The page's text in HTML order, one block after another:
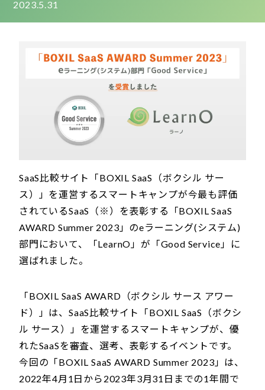
2023.5.31
SaaS比較サイト「BOXIL SaaS（ボクシル サー
ス）」を運営するスマートキャンプが今最も評価
されているSaaS（※）を表彰する「BOXIL SaaS
AWARD Summer 2023」のeラーニング(システム)
部門において、「LearnO」が「Good Service」に
選ばれました。
「BOXIL SaaS AWARD（ボクシル サース アワー
ド）」は、SaaS比較サイト「BOXIL SaaS（ボクシ
ル サース）」を運営するスマートキャンプが、優
れたSaaSを審査、選考、表彰するイベントです。
今回の「BOXIL SaaS AWARD Summer 2023」は、
2022年4月1日から2023年3月31日までの1年間で